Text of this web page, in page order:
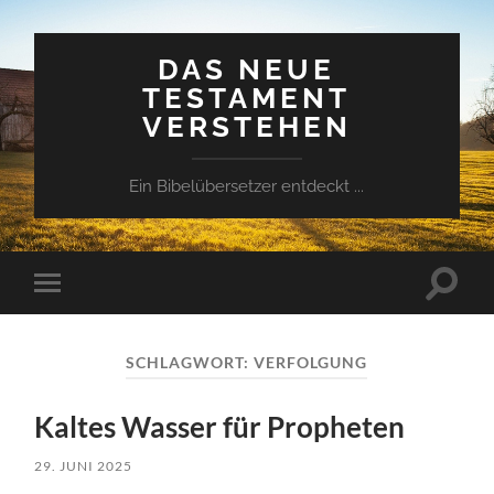
DAS NEUE
TESTAMENT
VERSTEHEN
Ein Bibelübersetzer entdeckt ...
Mobile-
Menü
SCHLAGWORT:VERFOLGUNG
Kaltes Wasser für Propheten
29. JUNI 2025